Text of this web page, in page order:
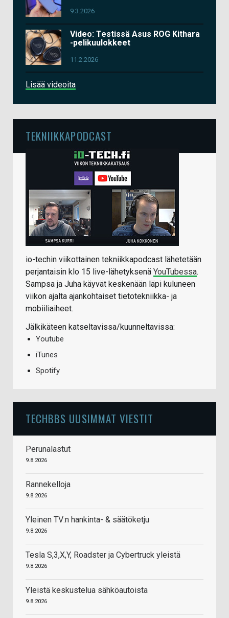
9.3.2026
Video: Testissä Asus ROG Kithara
-pelikuulokkeet
11.2.2026
Lisää videoita
TEKNIIKKAPODCAST
io-techin viikottainen tekniikkapodcast lähetetään
perjantaisin klo 15 live-lähetyksenä YouTubessa.
Sampsa ja Juha käyvät keskenään läpi kuluneen
viikon ajalta ajankohtaiset tietotekniikka- ja
mobiiliaiheet.
Jälkikäteen katseltavissa/kuunneltavissa:
Youtube
iTunes
Spotify
TECHBBS UUSIMMAT VIESTIT
Perunalastut
9.8.2026
Rannekelloja
9.8.2026
Yleinen TV:n hankinta- & säätöketju
9.8.2026
Tesla S,3,X,Y, Roadster ja Cybertruck yleistä
9.8.2026
Yleistä keskustelua sähköautoista
9.8.2026